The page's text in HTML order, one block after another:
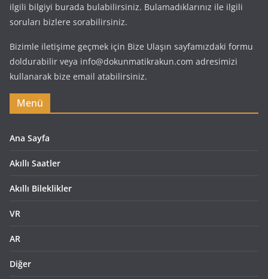
ilgili bilgiyi burada bulabilirsiniz. Bulamadıklarınız ile ilgili
soruları bizlere sorabilirsiniz.
Bizimle iletişime geçmek için Bize Ulaşın sayfamızdaki formu
doldurabilir veya info@dokunmatikrakun.com adresimizi
kullanarak bize email atabilirsiniz.
Menü
Ana Sayfa
Akıllı Saatler
Akıllı Bileklikler
VR
AR
Diğer